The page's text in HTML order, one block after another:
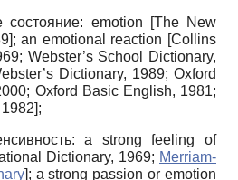
состояние: emotion [The New
]; an emotional reaction [Collins
; Webster’s School Dictionary,
Dictionary, 1989;Oxford
; Oxford Basic English, 1981;
];
a strong feeling of
Dictionary, 1969; Merriam-
]; a strong passion or emotion